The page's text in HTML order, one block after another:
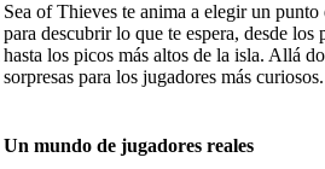
Sea of Thieves te anima a elegir un
para descubrir lo que te espera, desde los
hasta los picos más altos de la isla. Allá
sorpresas para los jugadores más curiosos.
Un mundo de jugadores reales